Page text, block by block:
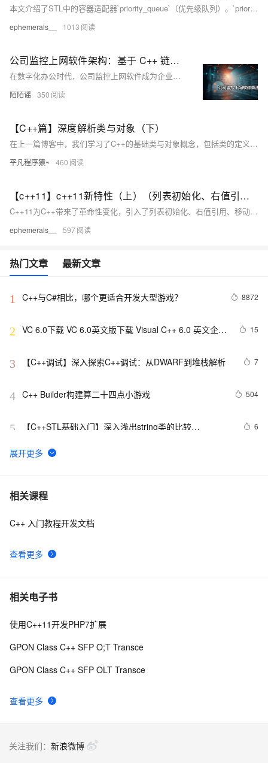
本文介绍了STL中的容器适配器`priority_queue`（优先级队列）。`priority_queue`根据严格的弱排序标准设计，确保其第一个元素始终是最大元素。它底层使用堆结构实现，支持大堆和小堆，默认为大堆。常用操作包括构造函数、`empty`、`size`、`top`、`push`、`pop`和`swap`等。我们还模拟实现了`priority_queue`，通过仿函数控制堆的类型，并调用封装容器的接口实现功能。最后，感谢大家的支持与关注。
ephemerals__ 1013
公司监控上网软件架构：基于 C++ 链表算法的数据关联机制探讨
在数字化办公时代，公司监控上网软件成为企业管理网络资源和保障信息安全的关键工具。本文深入剖析C++中的链表数据结构及其在该软件中的应用。链表通过节点存储网络访问记录，具备高效插入、删除操作及节省内存的优势，助力企业实时追踪员工上网行为，提升运营效率并降低安全风险。示例代码展示了如何用C++实现链表记录上网行为，并模拟发送至服务器。链表为公司监控上网软件提供了灵活高效的数据管理方式，但实际开发还需考虑安全性、隐私保护等多方面因素。
陌陌谣 350
【C++篇】深度解析类与对象（下）
在上一篇博客中，我们学习了C++的基础类与对象概念，包括类的定义、对象的使用和构造函数的作用。在这一篇，我们将深入探讨C++类的一些重要特性，如构造函数的高级用法、类型转换、static成员、友元、内部类、匿名对象，以及对象拷贝优化等。这些内容可以帮助你更好地理解和应用面向对象编程的核心理念，提升代码的健壮性、灵活性和可维护性。
平凡程序猿~ 460
【c++11】c++11新特性（上）（列表初始化、右值引用和移动语义、类的新默认成员函数、lambda表达式）
C++11为C++带来了革命性变化，引入了列表初始化、右值引用、移动语义、类的新默认成员函数和lambda表达式等特性。列表初始化统一了对象初始化方式，initializer_list简化了容器多元素初始化；右值引用和移动语义优化了资源管理，减少拷贝开销；类新增移动构造和移动赋值函数提升性能；lambda表达式提供匿名函数对象，增强代码简洁性和灵活性。这些特性共同推动了现代C++编程的发展，提升了开发效率与程序性能。
ephemerals__ 597
热门文章 最新文章
1 C++与C#相比，哪个更适合开发大型游戏？ 8872
2 VC 6.0下载 VC 6.0英文版下载 Visual C++ 6.0 英文企业
15
3 【C++调试】深入探索C++调试：从DWARF到堆栈解析 7
4 C++ Builder构建算二十四点小游戏 504
5
【C++STL基础入门】深入浅出string类的比较
6
6
C++之MFC制作简单计算器（VS2019实现），附带完整
7 【C/C++】用格雷戈里公式求π
8 设计模式C++学习笔记之十六（Observer观察者模式）
9 Qt C++ 扫码枪使用数据处理
10
C++26的改进
相关课程
查看更多
C++ 入门教程开发文档
相关电子书
查看更多
使用C++11开发PHP7扩展
GPON Class C++ SFP O;T Transce
GPON Class C++ SFP OLT Transce
关注我们： 新浪微博